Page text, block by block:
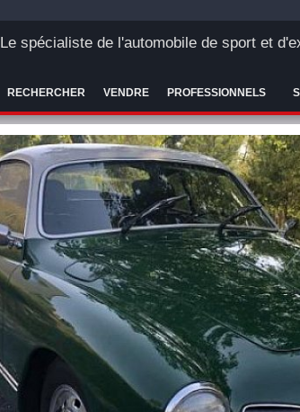
Le spécialiste de l'automobile de sport et
RECHERCHER VENDRE PROFESSIONNELS